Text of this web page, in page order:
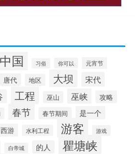
中国 习俗 你可以 元宵节
唐代 地区 大坝 宋代
工程 巫山 巫峡 攻略
春节 春节期间
是一个
游 水利工程 游客 游戏
白帝城 的人 瞿塘峡